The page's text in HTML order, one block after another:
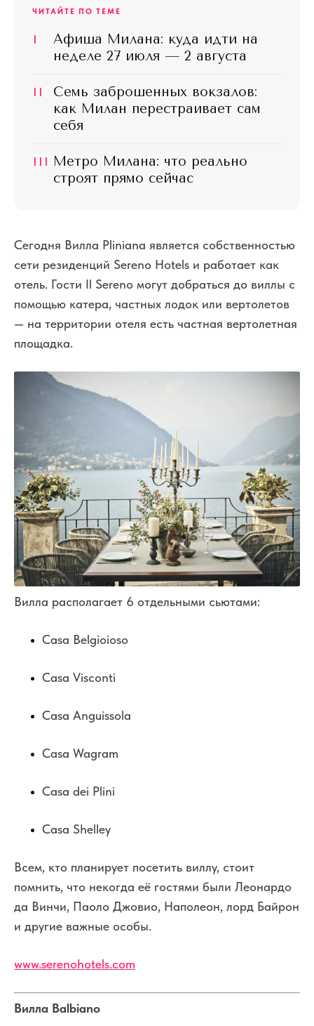
ЧИТАЙТЕ ПО ТЕМЕ
I
Афиша Милана: куда идти на
неделе 27 июля — 2 августа
II
Семь заброшенных вокзалов:
как Милан перестраивает сам
себя
III Метро Милана: что реально
строят прямо сейчас
Сегодня Вилла Pliniana является собственностью
сети резиденций Sereno Hotels и работает как
отель. Гости Il Sereno могут добраться до виллы с
помощью катера, частных лодок или вертолетов
— на территории отеля есть частная вертолетная
площадка.
Вилла располагает 6 отдельными сьютами:
Casa Belgioioso
Casa Visconti
Casa Anguissola
Casa Wagram
Casa dei Plini
Casa Shelley
Всем, кто планирует посетить виллу, стоит
помнить, что некогда её гостями были Леонардо
да Винчи, Паоло Джовио, Наполеон, лорд Байрон
и другие важные особы.
www.serenohotels.com
Вилла Balbiano